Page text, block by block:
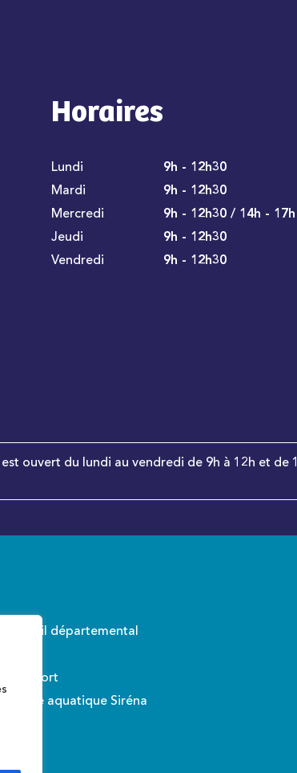
Horaires
Lundi
9h - 12h30
Mardi
9h - 12h30
Mercredi
9h - 12h30 / 14h - 17h
Jeudi
9h - 12h30
Vendredi
9h - 12h30
ouvert du lundi au vendredi de 9h à 12h et
Conseil départemental
Aéroport
Centre aquatique Siréna